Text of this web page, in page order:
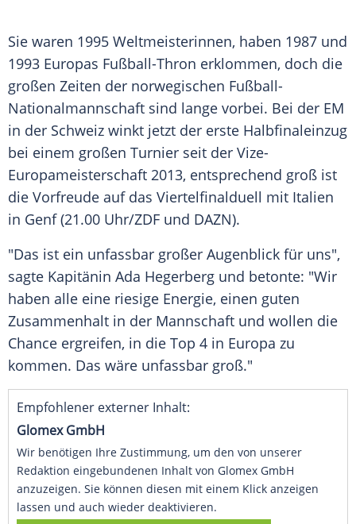
Sie waren 1995 Weltmeisterinnen, haben 1987 und
1993 Europas Fußball-Thron erklommen, doch die
großen Zeiten der norwegischen Fußball-
Nationalmannschaft sind lange vorbei. Bei der EM
in der Schweiz winkt jetzt der erste Halbfinaleinzug
bei einem großen Turnier seit der Vize-
Europameisterschaft 2013, entsprechend groß ist
die Vorfreude auf das Viertelfinalduell mit Italien
in Genf(21.00 Uhr/ZDF und DAZN).
"Das ist ein unfassbar großer Augenblick für uns",
sagte Kapitänin Ada Hegerberg und betonte: "Wir
haben alle eine riesige Energie, einen guten
Zusammenhalt in der Mannschaft und wollen die
Chance ergreifen, in die Top 4 in Europa zu
kommen. Das wäre unfassbar groß."
Empfohlener externer Inhalt:
Glomex GmbH
Wir benötigen Ihre Zustimmung, um den von unserer
Redaktion eingebundenen Inhalt von Glomex GmbH
anzuzeigen. Sie können diesen mit einem Klick anzeigen
lassen und auch wieder deaktivieren.